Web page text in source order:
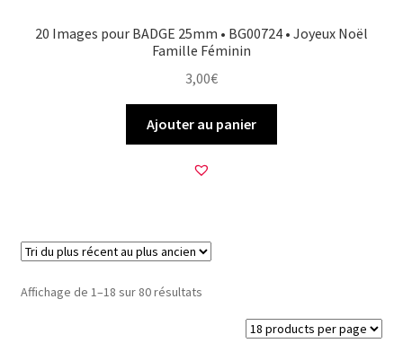
20 Images pour BADGE 25mm • BG00724 • Joyeux Noël
Famille Féminin
3,00€
Ajouter au panier
Affichage de 1–18 sur 80 résultatsTrié